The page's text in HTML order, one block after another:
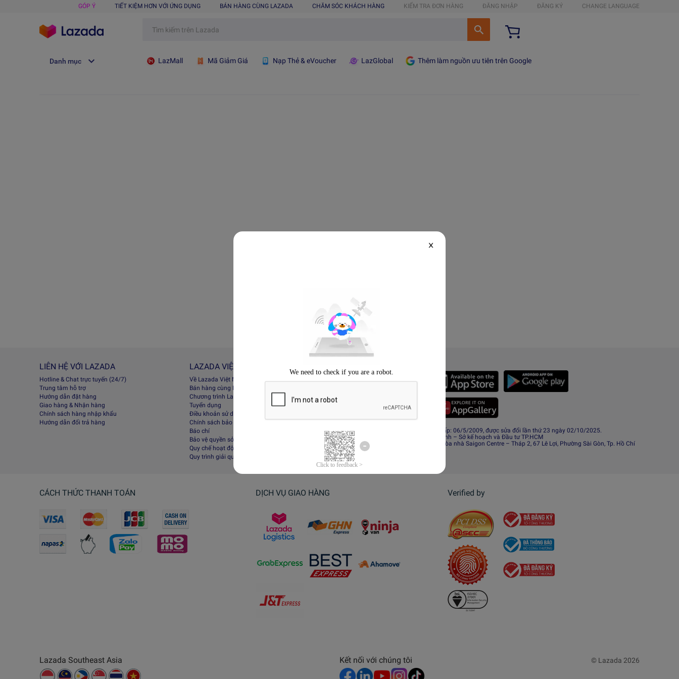
GÓP Ý TIẾT KIỆM HƠN VỚI ỨNG DỤNG BÁN HÀNG CÙNG LAZADA CHĂM SÓC KHÁCH HÀNG KIỂM TRA ĐƠN HÀNG ĐĂNG NHẬP ĐĂNG KÝ CHANGE LANGUAGE
Danh mục LazMall Mã Giảm Giá Nạp Thẻ & eVoucher LazGlobal Thêm làm nguồn ưu tiên trên Google
LIÊN HỆ VỚI LAZADA
Hotline & Chat trực tuyến (24/7)
Trung tâm hỗ trợ
Hướng dẫn đặt hàng
Giao hàng & Nhận hàng
Chính sách hàng nhập khẩu
Hướng dẫn đổi trả hàng
LAZADA VIỆT NAM
Về Lazada Việt Nam
Bán hàng cùng Lazada
Chương trình Lazada Afﬁliate
Tuyển dụng
Điều khoản sử dụng
Chính sách bảo mật
Báo chí
Bảo vệ quyền sở hữu trí tuệ
Quy chế hoạt động sàn Lazada
Quy trình giải quyết tranh chấp, khiếu nại
Always Better
Tải App Lazada
Giấy CNĐKDN: 0308808576 – Ngày cấp: 06/5/2009, được sửa đổi lần thứ 23 ngày 02/10/2025.
Cơ quan cấp: Phòng Đăng ký kinh doanh – Sở kế hoạch và Đầu tư TP.HCM
Địa chỉ đăng ký kinh doanh: Tầng 19, Tòa nhà Saigon Centre – Tháp 2, 67 Lê Lợi, Phường Sài Gòn, Tp. Hồ Chí
Minh, Việt Nam
CÁCH THỨC THANH TOÁN DỊCH VỤ GIAO HÀNG Verified by
Lazada Southeast Asia Kết nối với chúng tôi © Lazada 2026
X